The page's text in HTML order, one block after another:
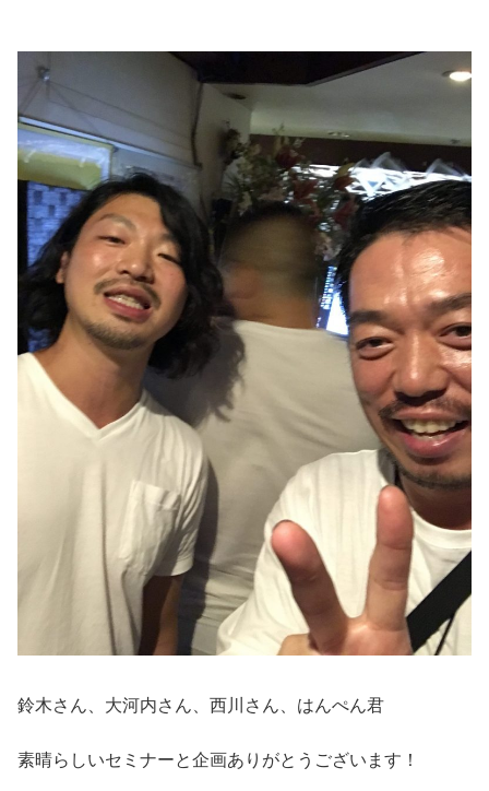
鈴木さん、大河内さん、西川さん、はんぺん君
素晴らしいセミナーと企画ありがとうございます！